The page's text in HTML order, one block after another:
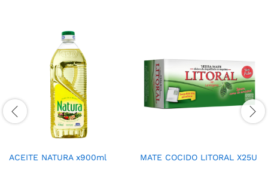
ACEITE NATURA x900ml MATE COCIDO LITORAL X25U